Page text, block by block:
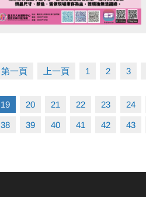
第一頁 上一頁 1 2 3
19 20 21 22 23 24
38 39 40 41 42 43